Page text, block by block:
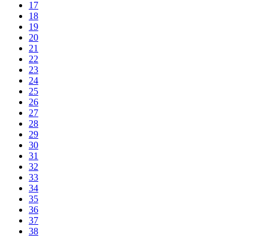
17
18
19
20
21
22
23
24
25
26
27
28
29
30
31
32
33
34
35
36
37
38